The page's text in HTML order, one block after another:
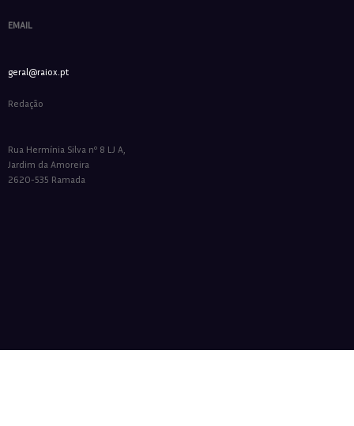
EMAIL
geral@raiox.pt
Redação
Rua Hermínia Silva nº 8 LJ A,
Jardim da Amoreira
2620-535 Ramada